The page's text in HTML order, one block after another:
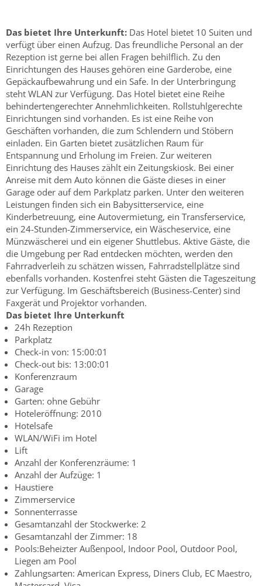
Das bietet Ihre Unterkunft: Das Hotel bietet 10 Suiten und
verfügt über einen Aufzug. Das freundliche Personal an der
Rezeption ist gerne bei allen Fragen behilflich. Zu den
Einrichtungen des Hauses gehören eine Garderobe, eine
Gepäckaufbewahrung und ein Safe. In der Unterbringung
steht WLAN zur Verfügung. Das Hotel bietet eine Reihe
behindertengerechter Annehmlichkeiten. Rollstuhlgerechte
Einrichtungen sind vorhanden. Es ist eine Reihe von
Geschäften vorhanden, die zum Schlendern und Stöbern
einladen. Ein Garten bietet zusätzlichen Raum für
Entspannung und Erholung im Freien. Zur weiteren
Einrichtung des Hauses zählt ein Zeitungskiosk. Bei einer
Anreise mit dem Auto können die Gäste dieses in einer
Garage oder auf dem Parkplatz parken. Unter den weiteren
Leistungen finden sich ein Babysitterservice, eine
Kinderbetreuung, eine Autovermietung, ein Transferservice,
ein 24-Stunden-Zimmerservice, ein Wäscheservice, eine
Münzwäscherei und ein eigener Shuttlebus. Aktive Gäste, die
die Umgebung per Rad entdecken möchten, werden den
Fahrradverleih zu schätzen wissen, Fahrradstellplätze sind
ebenfalls vorhanden. Kostenfrei steht Gästen die Tageszeitung
zur Verfügung. Im Geschäftsbereich (Business-Center) sind
Faxgerät und Projektor vorhanden.
Das bietet Ihre Unterkunft
24h Rezeption
Parkplatz
Check-in von: 15:00:01
Check-out bis: 13:00:01
Konferenzraum
Garage
Garten: ohne Gebühr
Hoteleröffnung: 2010
Hotelsafe
WLAN/WiFi im Hotel
Lift
Anzahl der Konferenzräume: 1
Anzahl der Aufzüge: 1
Haustiere
Zimmerservice
Sonnenterrasse
Gesamtanzahl der Stockwerke: 2
Gesamtanzahl der Zimmer: 18
Pools:Beheizter Außenpool, Indoor Pool, Outdoor Pool,
Liegen am Pool
Zahlungsarten: American Express, Diners Club, EC Maestro,